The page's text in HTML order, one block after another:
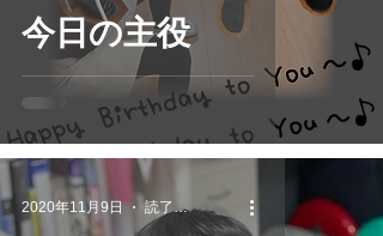
今日の主役
2020年11月9日 読了時間: 1分